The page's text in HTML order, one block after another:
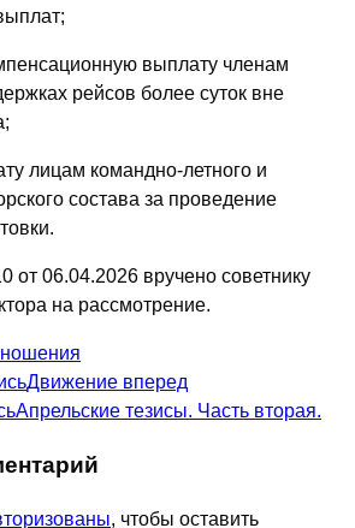
выплату членам
рейсов более суток вне
лицам командно-летного и
состава за проведение
06.04.2026 вручено советнику
на рассмотрение.
Движение вперед
Апрельские тезисы. Часть вторая.
, чтобы оставить